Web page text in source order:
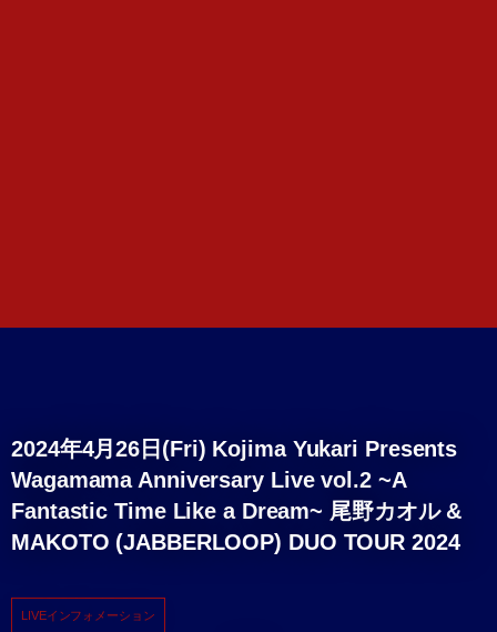
2024年4月26日(Fri) Kojima Yukari Presents
Wagamama Anniversary Live vol.2 ~A
Fantastic Time Like a Dream~ 尾野カオル &
MAKOTO (JABBERLOOP) DUO TOUR 2024
LIVEインフォメーション